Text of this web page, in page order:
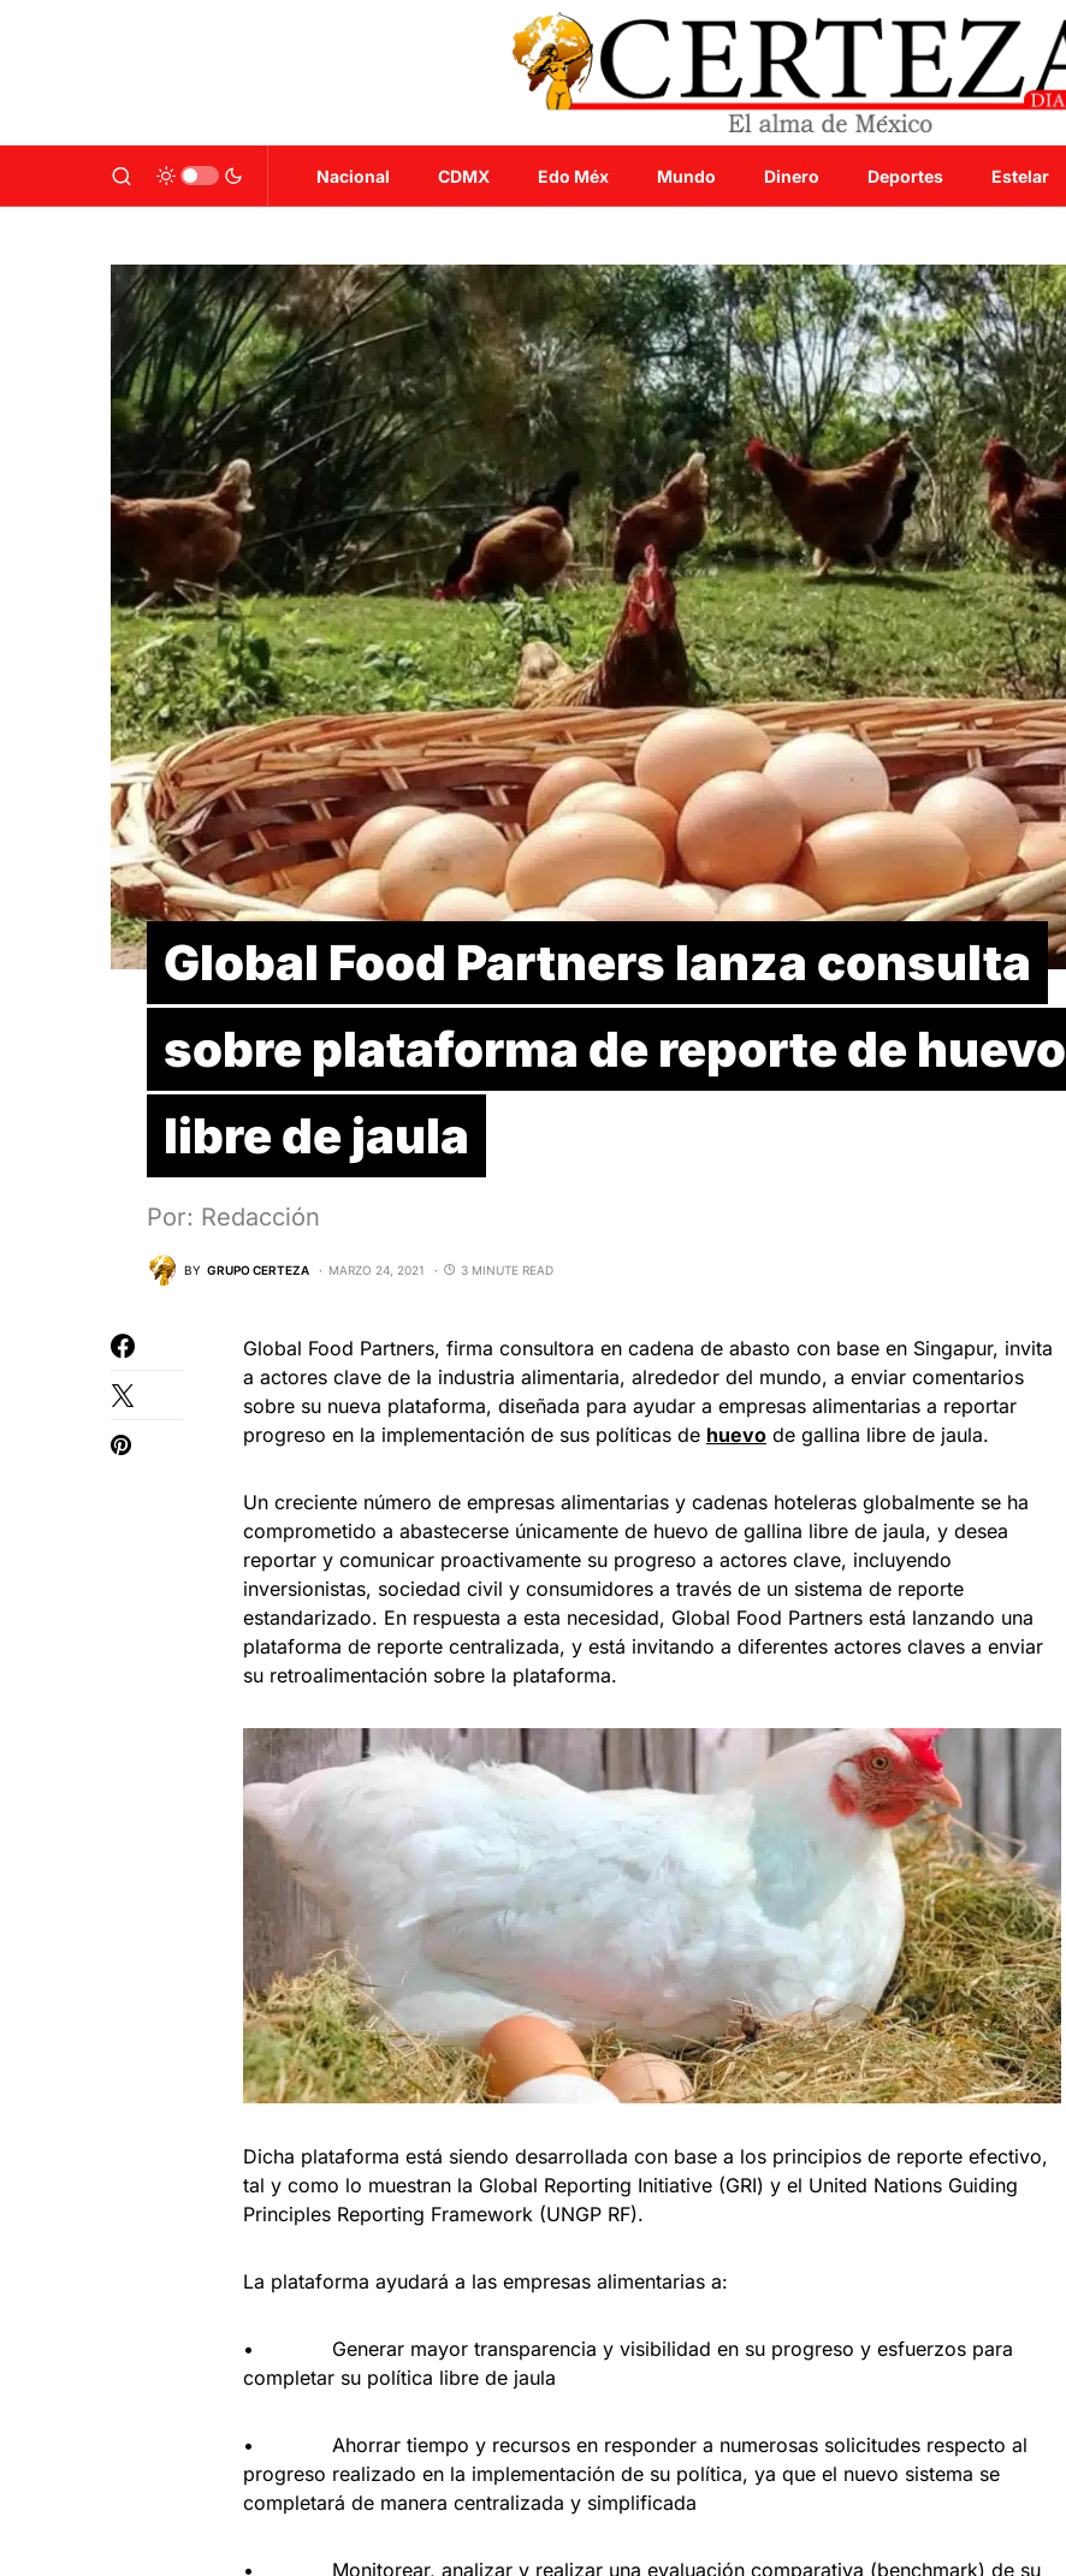
Nacional CDMX Edo Méx Mundo Dinero Deportes Estelar
Global Food Partners lanza consulta
sobre plataforma de reporte de huevo
libre de jaula
Por: Redacción
BY GRUPO CERTEZA MARZO 24, 2021 3 MINUTE READ
Global Food Partners, firma consultora en cadena de abasto con base en Singapur, invita
a actores clave de la industria alimentaria, alrededor del mundo, a enviar comentarios
sobre su nueva plataforma, diseñada para ayudar a empresas alimentarias a reportar
progreso en la implementación de sus políticas de huevo de gallina libre de jaula.
Un creciente número de empresas alimentarias y cadenas hoteleras globalmente se ha
comprometido a abastecerse únicamente de huevo de gallina libre de jaula, y desea
reportar y comunicar proactivamente su progreso a actores clave, incluyendo
inversionistas, sociedad civil y consumidores a través de un sistema de reporte
estandarizado. En respuesta a esta necesidad, Global Food Partners está lanzando una
plataforma de reporte centralizada, y está invitando a diferentes actores claves a enviar
su retroalimentación sobre la plataforma.
Dicha plataforma está siendo desarrollada con base a los principios de reporte efectivo,
tal y como lo muestran la Global Reporting Initiative (GRI) y el United Nations Guiding
Principles Reporting Framework (UNGP RF).
La plataforma ayudará a las empresas alimentarias a:
• Generar mayor transparencia y visibilidad en su progreso y esfuerzos para
completar su política libre de jaula
• Ahorrar tiempo y recursos en responder a numerosas solicitudes respecto al
progreso realizado en la implementación de su política, ya que el nuevo sistema se
completará de manera centralizada y simplificada
• Monitorear, analizar y realizar una evaluación comparativa (benchmark) de su